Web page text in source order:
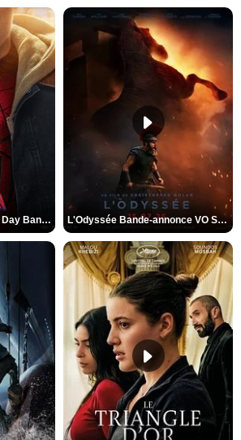
Spider-Man: Brand New Day Bande-annonce VO STFR L'Odyssée Bande-annonce VO STFR